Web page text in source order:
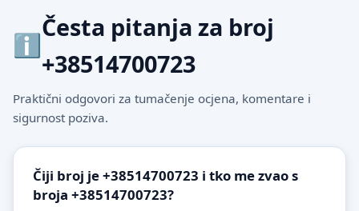
Česta pitanja za broj
+38514700723
Praktični odgovori za tumačenje ocjena, komentare i
sigurnost poziva.
Čiji broj je +38514700723 i tko me zvao s
broja +38514700723?